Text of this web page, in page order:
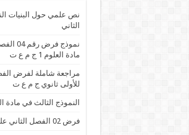
نص علمي حول البنيات
الثاني
مادة العلوم 1 ج م ع ت
مراجعة شاملة لفرض
للأولى ثانوي ج م ع ت
النموذج الثالث في مادة
فرض 02 الفصل الثاني علوم 1 ج م ع ت